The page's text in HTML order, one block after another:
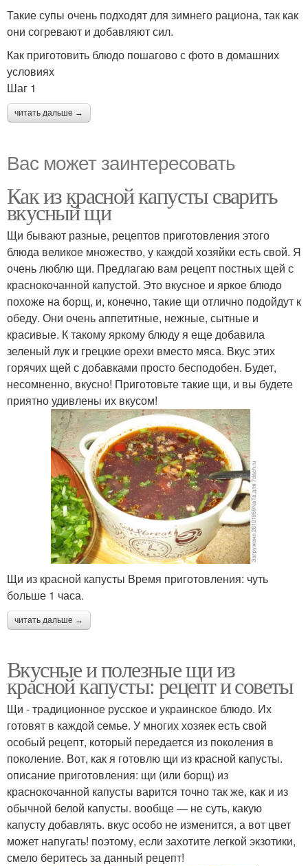
Такие супы очень подходят для зимнего рациона, так как
они согревают и добавляют сил.
Как приготовить блюдо пошагово с фото в домашних
условиях
Шаг 1
читать дальше →
Вас может заинтересовать
Как из красной капусты сварить
вкусный щи
Щи бывают разные, рецептов приготовления этого
блюда великое множество, у каждой хозяйки есть свой. Я
очень люблю щи. Предлагаю вам рецепт постных щей с
краснокочанной капустой. Это вкусное и яркое блюдо
похоже на борщ, и, конечно, такие щи отлично подойдут к
обеду. Они очень аппетитные, нежные, сытные и
красивые. К такому яркому блюду я еще добавила
зеленый лук и грецкие орехи вместо мяса. Вкус этих
горячих щей с добавками просто бесподобен. Будет,
несомненно, вкусно! Приготовьте такие щи, и вы будете
приятно удивлены их вкусом!
Щи из красной капусты Время приготовления: чуть
больше 1 часа.
читать дальше →
Вкусные и полезные щи из
красной капусты: рецепт и советы
Щи - традиционное русское и украинское блюдо. Их
готовят в каждой семье. У многих хозяек есть свой
особый рецепт, который передается из поколения в
поколение. Вот, как я готовлю щи из красной капусты.
описание приготовления: щи (или борщ) из
краснокочанной капусты варится точно так же, как и из
обычной белой капусты. вообще — не суть, какую
капусту добавлять. вкус особо не изменится, а вот цвет
может напугать! поэтому, если захотите легкой экзотики,
смело беритесь за данный рецепт!